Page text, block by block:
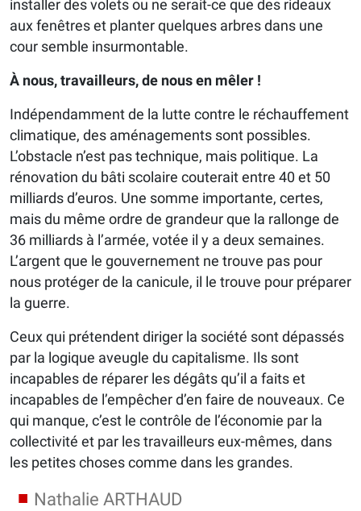
installer des volets ou ne serait-ce que des rideaux
aux fenêtres et planter quelques arbres dans une
cour semble insurmontable.
À nous, travailleurs, de nous en mêler !
Indépendamment de la lutte contre le réchauffement
climatique, des aménagements sont possibles.
L’obstacle n’est pas technique, mais politique. La
rénovation du bâti scolaire couterait entre 40 et 50
milliards d’euros. Une somme importante, certes,
mais du même ordre de grandeur que la rallonge de
36 milliards à l’armée, votée il y a deux semaines.
L’argent que le gouvernement ne trouve pas pour
nous protéger de la canicule, il le trouve pour préparer
la guerre.
Ceux qui prétendent diriger la société sont dépassés
par la logique aveugle du capitalisme. Ils sont
incapables de réparer les dégâts qu’il a faits et
incapables de l’empêcher d’en faire de nouveaux. Ce
qui manque, c’est le contrôle de l’économie par la
collectivité et par les travailleurs eux-mêmes, dans
les petites choses comme dans les grandes.
Nathalie ARTHAUD